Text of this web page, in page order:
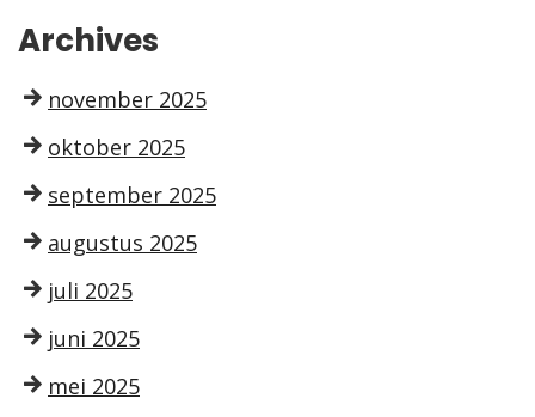
Archives
november 2025
oktober 2025
september 2025
augustus 2025
juli 2025
juni 2025
mei 2025